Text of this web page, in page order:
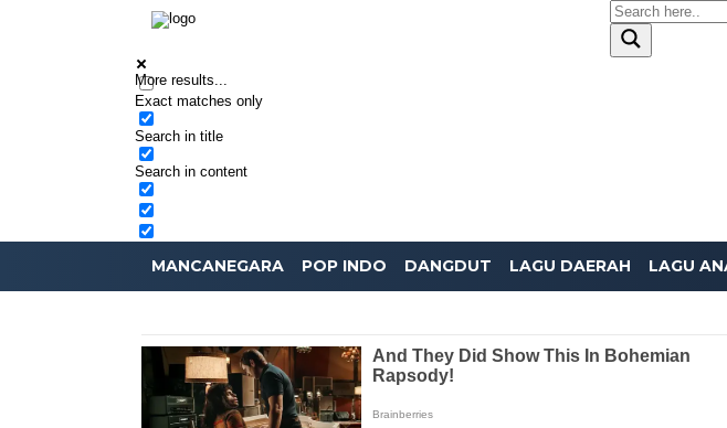
More results...
Exact matches only
Search in title
Search in content
MANCANEGARA POP INDO DANGDUT LAGU DAERAH LAGU